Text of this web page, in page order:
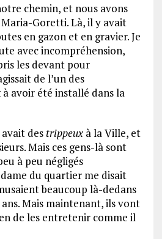
chemin, et nous avons
Goretti. Là, il y avait
en gazon et en gravier. Je
avec incompréhension,
les devant pour
de l’un des
à avoir été installé dans la
des trippeuxà la Ville, et
Mais ces gens-là sont
à peu négligés
dame du quartier me disait
beaucoup là-dedans
Mais maintenant, ils vont
de les entretenir comme il